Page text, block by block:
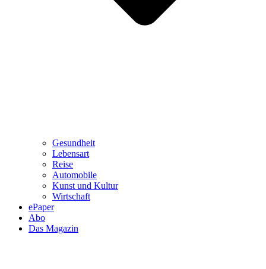
Gesundheit
Lebensart
Reise
Automobile
Kunst und Kultur
Wirtschaft
ePaper
Abo
Das Magazin